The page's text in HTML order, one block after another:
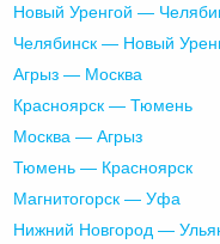
Новый Уренгой —
Челябинск — Новый
Агрыз — Москва
Красноярск — Тюмень
Москва — Агрыз
Тюмень — Красноярск
Магнитогорск — Уфа
Нижний Новгород —